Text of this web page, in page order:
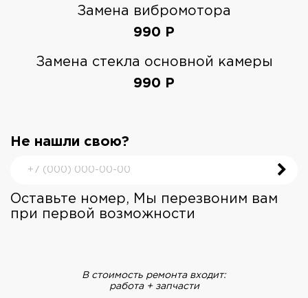
Замена вибромотора
990
Р
Замена стекла основной камеры
990
Р
Не нашли свою?
Оставьте номер, Мы перезвоним вам
при первой возможности
В стоимость ремонта входит:
работа + запчасти